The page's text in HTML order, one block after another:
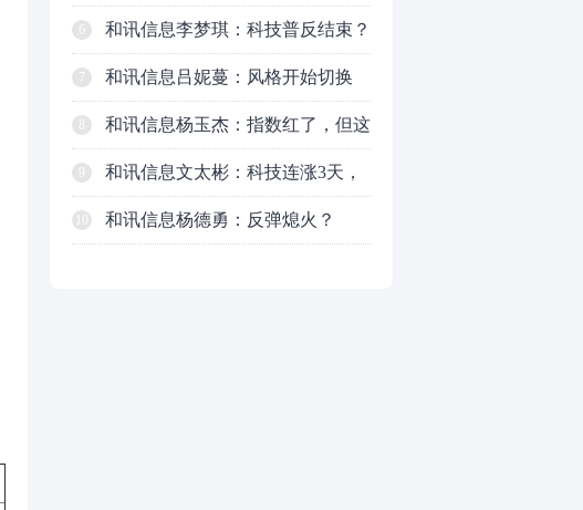
吗？八月主线看哪？
和讯信息李梦琪：科技普反结束？
7 和讯信息吕妮蔓：风格开始切换
了，周五干万注意
和讯信息杨玉杰：指数红了，但这
个信号警惕！
和讯信息文太彬：科技连涨3天，
明天会迎来分化？
和讯信息杨德勇：反弹熄火？